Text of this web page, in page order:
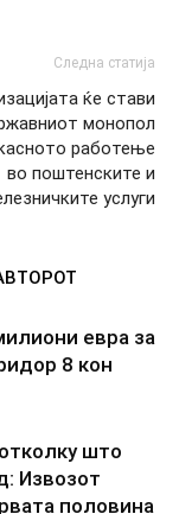
Следна статија
ќе стави
монопол
работење
во поштенските и
услуги
евра за
8 кон
што
Извозот
половина